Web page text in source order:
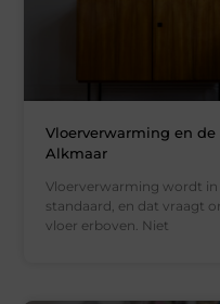
Vloerverwarming en
Alkmaar
Vloerverwarming wordt
standaard, en dat vraagt
vloer erboven. Niet